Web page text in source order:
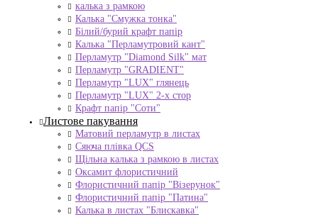
калька з рамкою
Калька "Смужка тонка"
Білий/бурий крафт папір
Калька "Перламутровий кант"
Перламутр "Diamond Silk" мат
Перламутр "GRADIENT"
Перламутр "LUX" глянець
Перламутр "LUX" 2-х стор
Крафт папір "Соти"
Листове пакування
Матовий перламутр в листах
Сяюча плівка QCS
Щільна калька з рамкою в листах
Оксамит флористичний
Флористичний папір "Візерунок"
Флористичний папір "Патина"
Калька в листах "Блискавка"